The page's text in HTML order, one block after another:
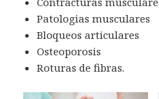
Patologias musculares
Bloqueos articulares
Osteoporosis
Roturas de fibras.